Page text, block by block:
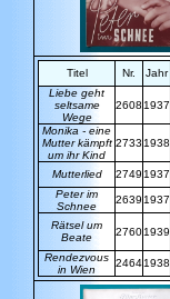
Titel Nr. Jahr
Liebe geht
seltsame
Wege
2608 1937
Monika - eine
Mutter kämpft
um ihr Kind
2733 1938
Mutterlied 2749 1937
Peter im
Schnee
2639 1937
Rätsel um
Beate
27601939
Rendezvous
in Wien
24641938